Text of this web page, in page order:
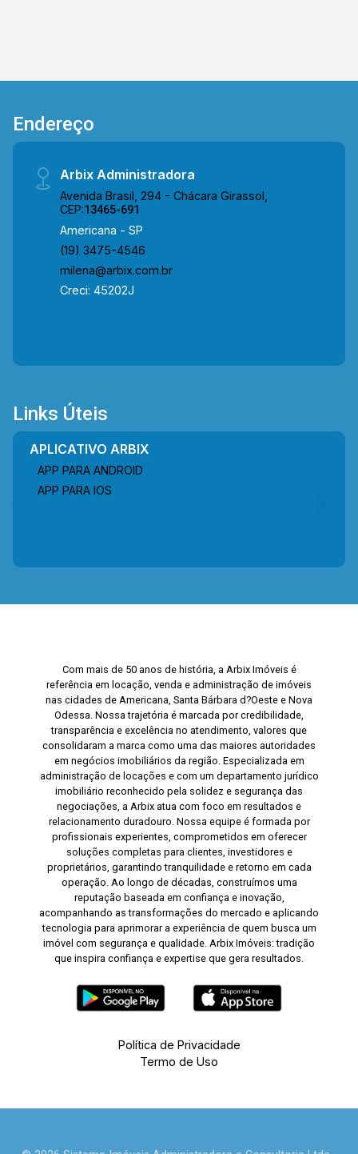
Av. Padre João Baldan, Av. Castelhanos, Rua
Padre Oswaldo Vieira de Andrade, Av. de Cillo,
Av. Iacanga e Rod. Luiz de Queiroz. A região
conta com a Padaria Mister Pan, o Restaurante
On The Beach, a Skyfit Academia, a Droga Raia e
essenciais. Entre em contato com a equipe da
Arbix Imóveis e agende a sua visita!! WhatsApp
e Telefone: (19) 3475-4546 ARBIX IMÓVEIS -
Endereço
Arbix Administradora
Avenida Brasil, 294 - Chácara Girassol,
CEP:13465-691
Americana - SP
(19) 3475-4546
milena@arbix.com.br
Creci: 45202J
Links Úteis
APLICATIVO ARBIX
APP PARA ANDROID
APP PARA IOS
Com mais de 50 anos de história, a Arbix Imóveis é
referência em locação, venda e administração de imóveis
nas cidades de Americana, Santa Bárbara d?Oeste e Nova
Odessa. Nossa trajetória é marcada por credibilidade,
transparência e excelência no atendimento, valores que
consolidaram a marca como uma das maiores autoridades
em negócios imobiliários da região. Especializada em
administração de locações e com um departamento jurídico
imobiliário reconhecido pela solidez e segurança das
negociações, a Arbix atua com foco em resultados e
relacionamento duradouro. Nossa equipe é formada por
profissionais experientes, comprometidos em oferecer
soluções completas para clientes, investidores e
proprietários, garantindo tranquilidade e retorno em cada
operação. Ao longo de décadas, construímos uma
reputação baseada em confiança e inovação,
acompanhando as transformações do mercado e aplicando
tecnologia para aprimorar a experiência de quem busca um
imóvel com segurança e qualidade. Arbix Imóveis: tradição
que inspira confiança e expertise que gera resultados.
Política de Privacidade
Termo de Uso